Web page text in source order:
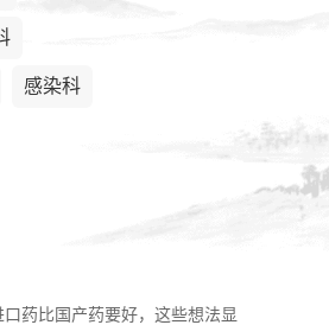
感染科
药比国产药要好，这些想法显